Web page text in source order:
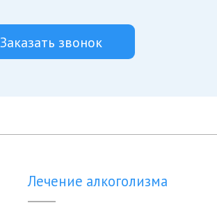
Заказать звонок
Лечение алкоголизма